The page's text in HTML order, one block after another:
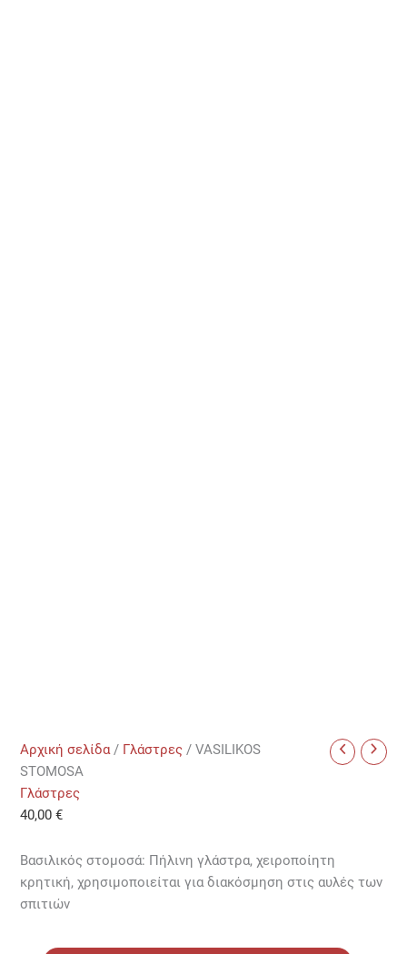
Αρχική σελίδα/ Γλάστρες / VASILIKOS
STOMOSA
Γλάστρες
40,00€
Βασιλικός στομοσά: Πήλινη γλάστρα, χειροποίητη
κρητική, χρησιμοποιείται για διακόσμηση στις αυλές των
σπιτιών